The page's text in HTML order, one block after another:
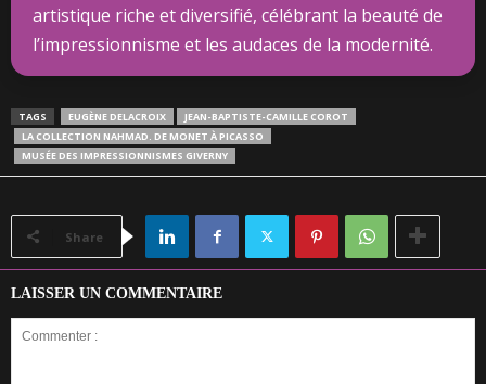
artistique riche et diversifié, célébrant la beauté de
l’impressionnisme et les audaces de la modernité.
TAGS EUGÈNE DELACROIX
JEAN-BAPTISTE-CAMILLE COROT
LA COLLECTION NAHMAD. DE MONET À PICASSO
MUSÉE DES IMPRESSIONNISMES GIVERNY
Share
LAISSER UN COMMENTAIRE